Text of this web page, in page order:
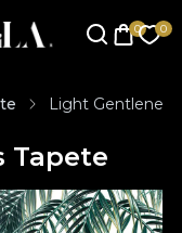
Light
Tapete